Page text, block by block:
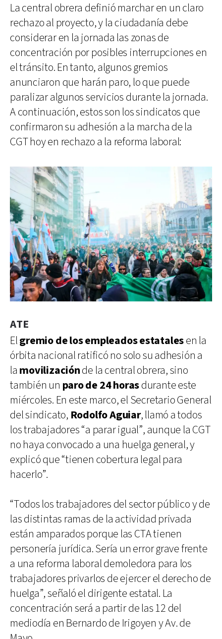
La central obrera definió marchar en un claro
rechazo al proyecto, y la ciudadanía debe
considerar en la jornada las zonas de
concentración por posibles interrupciones en
el tránsito. En tanto, algunos gremios
anunciaron que harán paro, lo que puede
paralizar algunos servicios durante la jornada.
A continuación, estos son los sindicatos que
confirmaron su adhesión a la marcha de la
CGT hoy en rechazo a la reforma laboral:
ATE
Elgremio de los empleados estatalesen la
órbita nacional ratificó no solo su adhesión a
la movilizaciónde la central obrera, sino
también un paro de 24 horasdurante este
miércoles. En este marco, el Secretario General
del sindicato, Rodolfo Aguiar, llamó a todos
los trabajadores “a parar igual”, aunque la CGT
no haya convocado a una huelga general, y
explicó que “tienen cobertura legal para
hacerlo”.
“Todos los trabajadores del sector público y de
las distintas ramas de la actividad privada
están amparados porque las CTA tienen
personería jurídica. Sería un error grave frente
a una reforma laboral demoledora para los
trabajadores privarlos de ejercer el derecho de
huelga”, señaló el dirigente estatal. La
concentración será a partir de las 12 del
mediodía en Bernardo de Irigoyen y Av. de